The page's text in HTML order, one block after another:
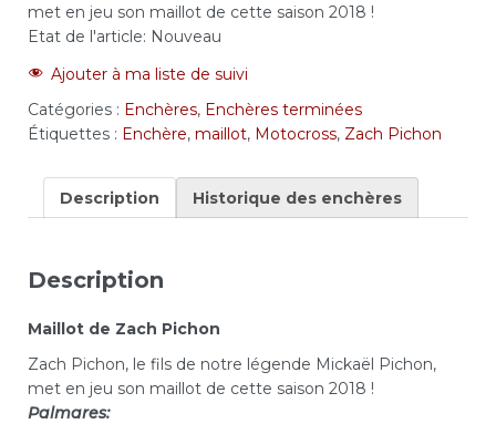
met en jeu son maillot de cette saison 2018 !
Etat de l'article: Nouveau
Ajouter à ma liste de suivi
Catégories : Enchères, Enchères terminées
Étiquettes : Enchère, maillot, Motocross, Zach Pichon
Description Historique des enchères
Description
Maillot de Zach Pichon
Zach Pichon, le fils de notre légende Mickaël Pichon,
met en jeu son maillot de cette saison 2018 !
Palmares: